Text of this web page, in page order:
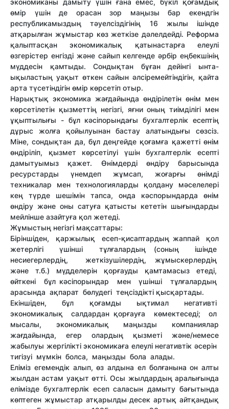
экономиканы дамыту үшін ғана емес, бүкіл қоғамдық
өмір үшін де орасан зор маңызы бар екендгін
республикамыздың тәуелсіздігінің 16 жылы ішінде
атқарылған жұмыстар көз жеткізе дәлелдейді. Реформа
қалыптасқан экономикалық қатынастарға елеулі
өзгерістер енгізді және сайып келгенде әрбір еңбекшінің
мүддесін қамтыды. Сондықтан бұған дейінгі ынта-
ықыластың уақыт өткен сайын әлсіремейтіндігін, қайта
арта түсетіндігін өмір көрсетіп отыр.
Нарықтық экономика жағдайында өндірілетін өнім мен
көрсетілетін қызметтің негізгі, яғни оның тиімділігі мен
ұқыптылығы - бұл кәсіпорындағы бухгалтерлік есептің
дұрыс жолға қойылуынан бастау алатындығы сөзсіз.
Міне, сондықтан да, бұл деңгейде қоғамға қажетті өнім
өндіріліп, қызмет көрсетілуі үшін бухгалтерлік есепті
дамытуымыз қажет. Өнімдерді өндіру барысында
ресурстарды үнемдеп жұмсап, жоғарғы өнімді
техникалар мен технологияларды қолдану мәселелері
кең түрде шешімін тапса, онда кәспорындарда өнім
өндіру және оны сатуға қатысты кететін шығындарды
мейлінше азайтуға қол жетеді.
Жұмыстың негізгі мақсаттары:
Біріншіден, қаржылық есеп-қисаптардың жаппай қол
жетерлігі үшінші тұлғалардың (соның ішінде
несиегерлердің, жеткізушілердің, жұмыскерлердің
жəне т.б.) мүдделерін қорғауды қамтамасыз етеді,
өйткені бұл кəсіпорындар мен үшінші тұлғалардың
арасында ақпарат бөлудегі теңсіздікті қысқартады.
Екіншіден, бұл қоғамды ықтимал негативті
экономикалық салдардан қорғауға көмектеседі; ол
мысалы, экономикалық маңызды компаниялар
жағдайында, егер олардың қызметі жəне/немесе
жабылуы жергілікті экономикаға елеулі негативтік əсерін
тигізуі мүмкін болса, маңызды бола алады.
Еліміз егемендік алып, өз алдына ел болғанына он алты
жылдан астам уақыт өтті. Осы жылдардың аралығында
елімізде бухгалтерлік есеп саласын дамыту бағытында
көптеген жұмыстар атқарылды десек артық айтқандық